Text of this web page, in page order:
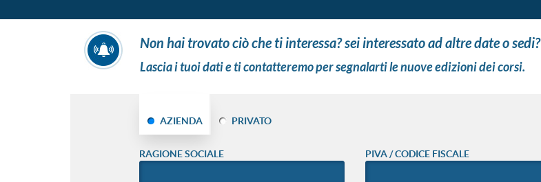
non hai trovato ciò che ti interessa? sei interessato ad altre date o sedi?
Lascia i tuoi dati e ti contatteremo per segnalarti le nuove edizioni dei corsi.
AZIENDA PRIVATO
RAGIONE SOCIALE PIVA / CODICE FISCALE